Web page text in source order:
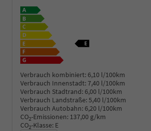
Verbrauch kombiniert: 6,10 l/100km
Verbrauch Innenstadt:7,40 l/100km
Verbrauch Stadtrand: 6,00 l/100km
Verbrauch Landstraße:5,40 l/100km
Verbrauch Autobahn: 6,20 l/100km
CO2-Emissionen: 137,00 g/km
CO2-Klasse: E